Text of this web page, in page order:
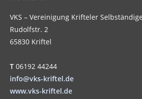
VKS – Vereinigung Krifteler
Rudolfstr. 2
65830 Kriftel
T 06192 44244
info@vks-kriftel.de
www.vks-kriftel.de